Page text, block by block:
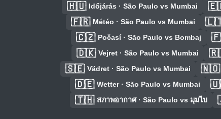
🇭🇺 Időjárás · São Paulo vs Mumbai
🇫🇷 Météo · São Paulo vs Mumbai
🇨🇿 Počasí · São Paulo vs Bombaj
🇩🇰 Vejret · São Paulo vs Mumbai
🇸🇪 Vädret · São Paulo vs Mumbai 🇳🇴
🇩🇪 Wetter · São Paulo vs Mumbai
🇹🇭 สภาพอากาศ · São Paulo vs มุมไบ